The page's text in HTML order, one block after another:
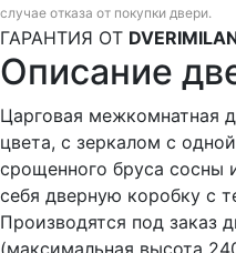
случае отказа от покупки двери.
ГАРАНТИЯ ОТ
Описание
Царговая межкомнатная
цвета, с зеркалом с
срощенного бруса сосны
себя дверную коробку с
Производятся под заказ
(максимальная высота